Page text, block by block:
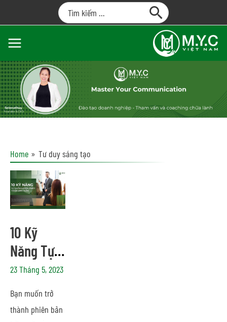
Home Tư duy sáng tạo
10 Kỹ
Năng Tự
Huấn
Luyện
Phát Triển
23 Tháng 5, 2023
Bạn muốn trở
thành phiên bản